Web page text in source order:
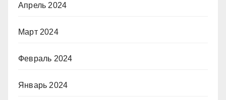
Апрель 2024
Март 2024
Февраль 2024
Январь 2024